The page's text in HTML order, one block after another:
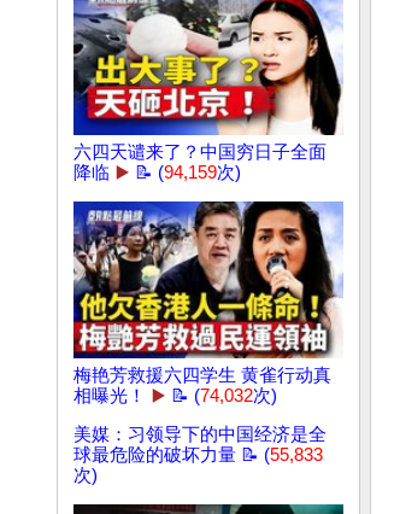
六四天谴来了？中国穷日子全面
降临 ▶️ 📝 (94,159次)
梅艳芳救援六四学生 黄雀行动真
相曝光！
▶️ 📝 (74,032次)
美媒：习领导下的中国经济是全
球最危险的破坏力量 📝 (55,833
次)